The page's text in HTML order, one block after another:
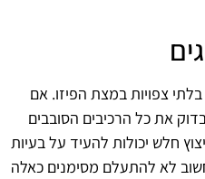
צפויות במצת הפיזו. אם
את כל הרכיבים הסובבים
חלש יכולות להעיד על בעיות
לא להתעלם מסימנים כאלה